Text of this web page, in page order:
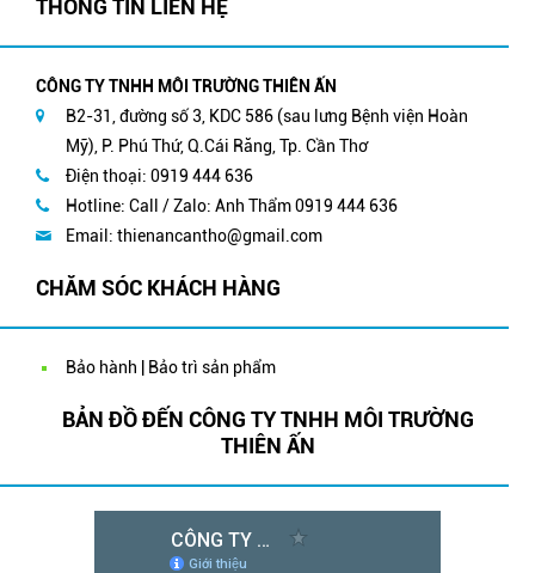
THÔNG TIN LIÊN HỆ
CÔNG TY TNHH MÔI TRƯỜNG THIÊN ẤN
B2-31, đường số 3, KDC 586 (sau lưng Bệnh viện Hoàn
Mỹ), P. Phú Thứ, Q.Cái Răng, Tp. Cần Thơ
Điện thoại: 0919 444 636
Hotline: Call / Zalo: Anh Thẩm 0919 444 636
Email: thienancantho@gmail.com
CHĂM SÓC KHÁCH HÀNG
Bảo hành | Bảo trì sản phẩm
BẢN ĐỒ ĐẾN CÔNG TY TNHH MÔI TRƯỜNG
THIÊN ẤN